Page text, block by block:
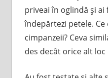
priveai în oglindă şi ai
îndepărtezi petele. Ce
cimpanzeii? Ceva
des decât orice alt loc